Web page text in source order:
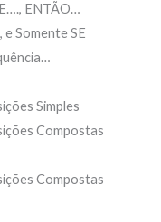
ENTÃO…
Somente SE
Simples
Compostas
Compostas